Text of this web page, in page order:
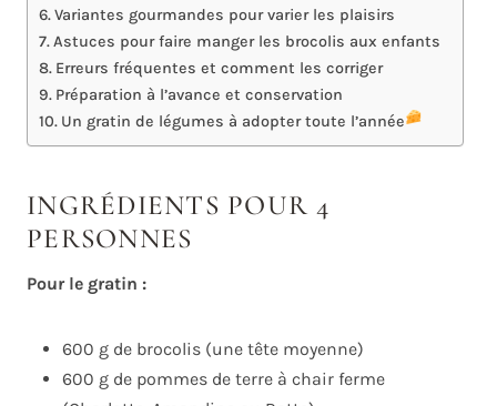
Variantes gourmandes pour varier les plaisirs
Astuces pour faire manger les brocolis aux enfants
Erreurs fréquentes et comment les corriger
Préparation à l’avance et conservation
Un gratin de légumes à adopter toute l’année
INGRÉDIENTS POUR 4
PERSONNES
Pour le gratin :
600 g de brocolis (une tête moyenne)
600 g de pommes de terre à chair ferme